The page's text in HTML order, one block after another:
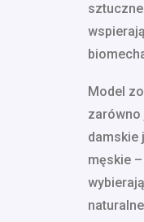
Model
damskie
męskie